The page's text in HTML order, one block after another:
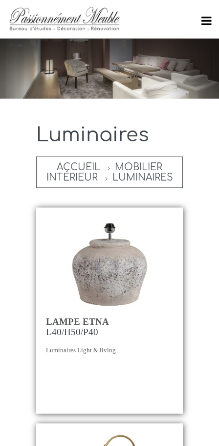
Luminaires
ACCUEIL
MOBILIER
INTÉRIEUR
LUMINAIRES
LAMPE ETNA
L40/H50/P40
Luminaires Light & living